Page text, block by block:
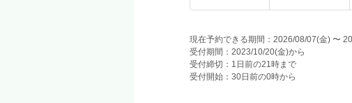
現在予約できる期間：2026/08/07(金) 〜
受付期間：2023/10/20(金)から
受付締切：1日前の21時まで
受付開始：30日前の0時から